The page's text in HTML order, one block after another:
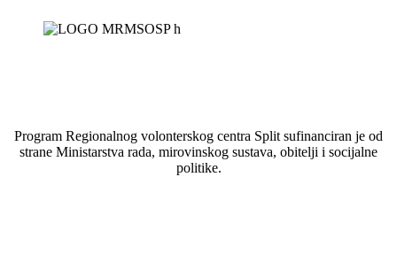
Program Regionalnog volonterskog centra Split sufinanciran je od
strane Ministarstva rada, mirovinskog sustava, obitelji i socijalne
politike.